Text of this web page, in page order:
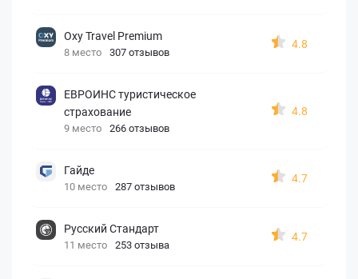
Oxy Travel Premium
8 место 307 отзывов
4.8
ЕВРОИНС туристическое
страхование
9 место 266 отзывов
4.8
Гайде
10 место 287 отзывов
4.7
Русский Стандарт
11 место 253 отзыва
4.7